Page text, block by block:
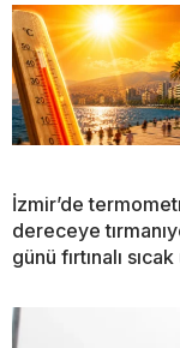
İzmir’de
dereceye
günü fırtınalı sıcak